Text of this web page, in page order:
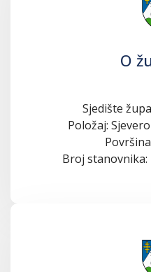
O
Sjedište
Položaj:
Broj stanovnika: